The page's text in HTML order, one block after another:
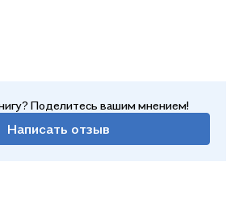
Поделитесь вашим мнением!
Написать отзыв